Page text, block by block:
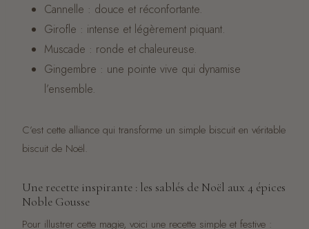
Cannelle : douce et réconfortante.
Girofle : intense et légèrement piquant.
Muscade : ronde et chaleureuse.
Gingembre : une pointe vive qui dynamise
l’ensemble.
C’est cette alliance qui transforme un simple biscuit en véritable
biscuit de Noël.
Une recette inspirante : les sablés de Noël aux 4 épices
Noble Gousse
Pour illustrer cette magie, voici une recette simple et festive :